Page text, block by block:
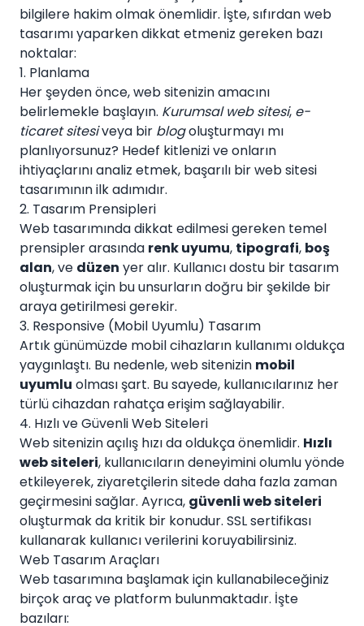
bilgilere hakim olmak önemlidir. İşte, sıfırdan web
tasarımı yaparken dikkat etmeniz gereken bazı
noktalar:
1. Planlama
Her şeyden önce, web sitenizin amacını
belirlemekle başlayın. Kurumsal web sitesi, e-
ticaret sitesiveya bir blogoluşturmayı mı
planlıyorsunuz? Hedef kitlenizi ve onların
ihtiyaçlarını analiz etmek, başarılı bir web sitesi
tasarımının ilk adımıdır.
2. Tasarım Prensipleri
Web tasarımında dikkat edilmesi gereken temel
prensipler arasında renk uyumu, tipografi, boş
alan, ve düzen yer alır. Kullanıcı dostu bir tasarım
oluşturmak için bu unsurların doğru bir şekilde bir
araya getirilmesi gerekir.
3. Responsive (Mobil Uyumlu) Tasarım
Artık günümüzde mobil cihazların kullanımı oldukça
yaygınlaştı. Bu nedenle, web sitenizin mobil
uyumlu olması şart. Bu sayede, kullanıcılarınız her
türlü cihazdan rahatça erişim sağlayabilir.
4. Hızlı ve Güvenli Web Siteleri
Web sitenizin açılış hızı da oldukça önemlidir. Hızlı
web siteleri, kullanıcıların deneyimini olumlu yönde
etkileyerek, ziyaretçilerin sitede daha fazla zaman
geçirmesini sağlar. Ayrıca, güvenli web siteleri
oluşturmak da kritik bir konudur. SSL sertifikası
kullanarak kullanıcı verilerini koruyabilirsiniz.
Web Tasarım Araçları
Web tasarımına başlamak için kullanabileceğiniz
birçok araç ve platform bulunmaktadır. İşte
bazıları: